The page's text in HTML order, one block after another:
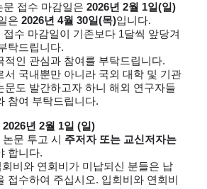
문 접수 마감일은 2026년 2월 1일(일)
은 2026년 4월 30일(목)입니다.
접수 마감일이 기존보다 1달씩 앞당겨
탁드립니다.
적인 관심과 참여를 부탁드립니다.
서 국내뿐만 아니라 국외 대학 및 기관
문도 발간하고자 하니 해외 연구자들
참여 부탁드립니다.
2026년 2월 1일 (일)
논문 투고 시 주저자 또는 교신저자는
합니다.
비와 연회비가 미납되신 분들은 납
접수하여 주십시오. 입회비와 연회비